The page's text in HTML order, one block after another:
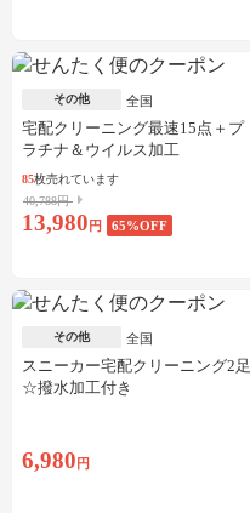
その他 全国
宅配クリーニング最速15点＋プ
ラチナ＆ウイルス加工
85枚売れています
40,788円
13,980 円 65%OFF
その他 全国
スニーカー宅配クリーニング2足
☆撥水加工付き
6,980 円